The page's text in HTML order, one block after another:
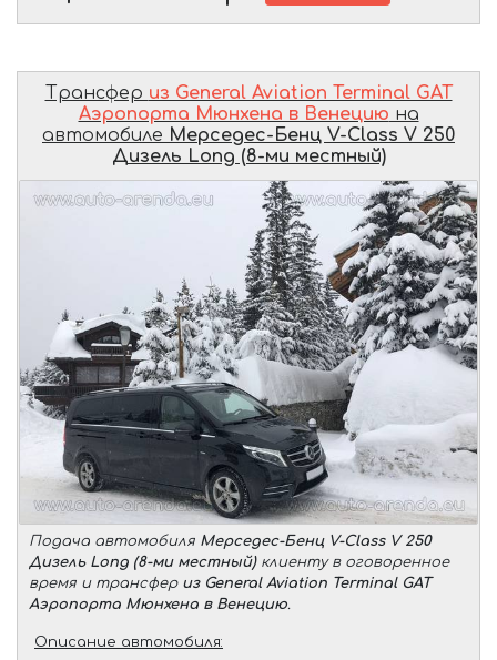
Трансфер из General Aviation Terminal GAT
Аэропорта Мюнхена в Венецию на
автомобиле Мерседес-Бенц V-Class V 250
Дизель Long (8-ми местный)
Подача автомобиля Мерседес-Бенц V-Class V 250
Дизель Long (8-ми местный)клиенту в оговоренное
время и трансфер из General Aviation Terminal GAT
Аэропорта Мюнхена в Венецию.
Описание автомобиля: